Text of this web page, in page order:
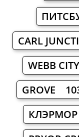
CARL
WEBB
GROVE